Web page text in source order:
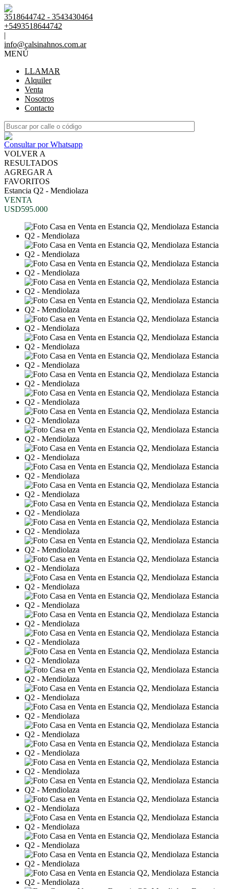
3518644742 - 3543430464
+5493518644742
|
info@calsinahnos.com.ar
MENÚ
LLAMAR
Alquiler
Venta
Nosotros
Contacto
Consultar por Whatsapp
VOLVER A
RESULTADOS
AGREGAR A
FAVORITOS
Estancia Q2 - Mendiolaza
VENTA
USD595.000